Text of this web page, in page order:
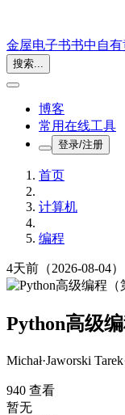
金屋电子书书中自
搜索...
博客
常用在线工具
登录/注册
首页
计算机
编程
4天前 （2026-08-04）
Python高级编
Michał·Jaworski
940 查看
暂无